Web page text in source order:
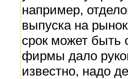
например,
выпуска на
срок может быть
фирмы дало
известно, надо